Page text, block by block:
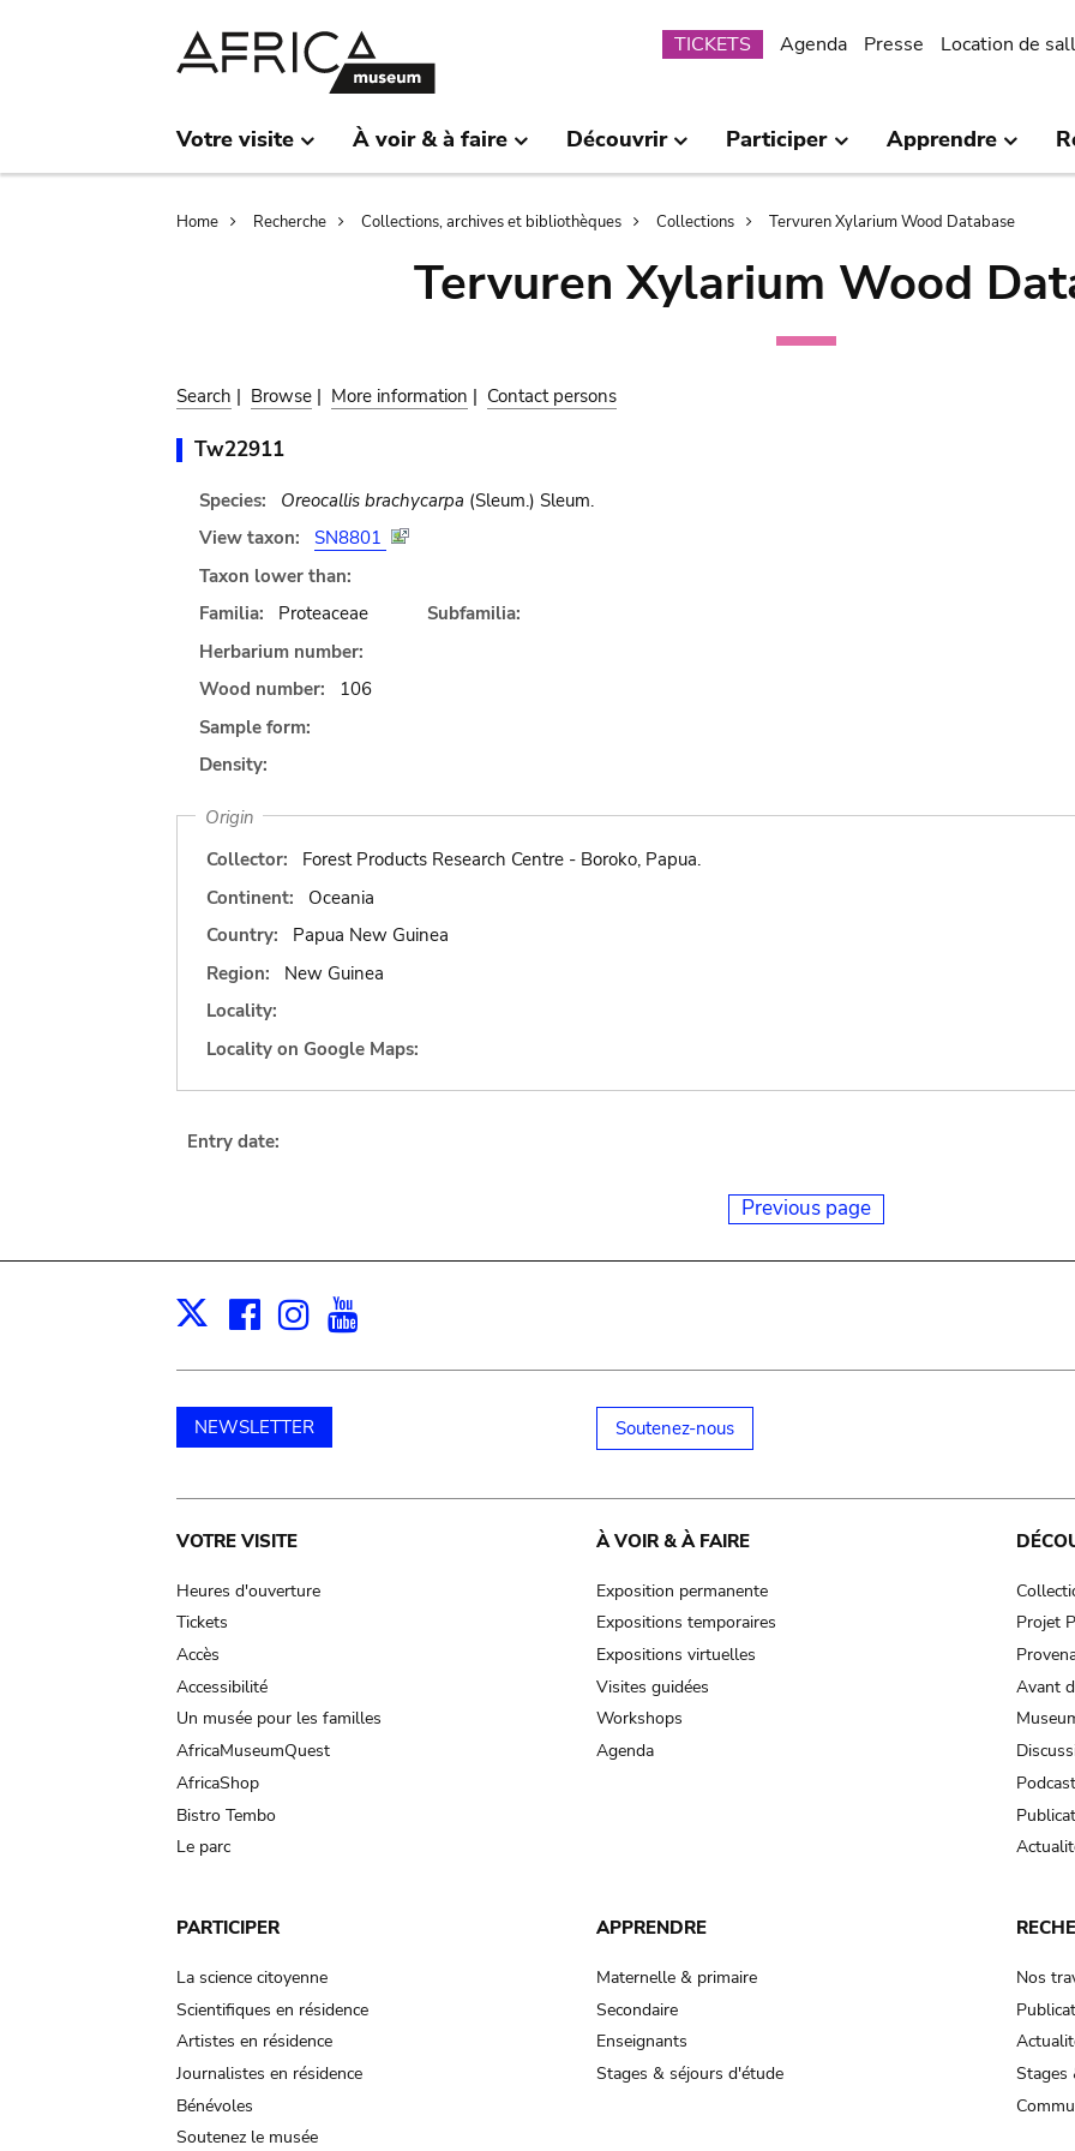
Submenu
TICKETS Agenda Presse Location de
Votre visite À voir & à faire Découvrir Participer Apprendre
Breadcrumb
Home Recherche Collections, archives et bibliothèques Collections Tervuren Xylarium Wood Database
Tervuren Xylarium Wood
Search | Browse | More information | Contact persons
Tw22911
Species: Oreocallis brachycarpa (Sleum.) Sleum.
View taxon:
SN8801
Taxon lower than:
Familia:
Proteaceae
Subfamilia:
Herbarium number:
Wood number:
106
Sample form:
Density:
Origin
Collector:
Forest Products Research Centre - Boroko, Papua.
Continent:
Oceania
Country:
Papua New Guinea
Region:
New Guinea
Locality:
Locality on Google Maps:
Entry date:
Previous page
X Facebook
Instagram
NEWSLETTER Soutenez-nous
Main
navigation
VOTRE VISITE
Heures d'ouverture
Tickets
Accès
Accessibilité
Un musée pour les familles
AfricaMuseumQuest
AfricaShop
Bistro Tembo
Le parc
À VOIR & À FAIRE
Exposition permanente
Expositions temporaires
Expositions virtuelles
Visites guidées
Workshops
Agenda
Projet
Avant
PARTICIPER
La science citoyenne
Scientifiques en résidence
Artistes en résidence
Journalistes en résidence
Bénévoles
Soutenez le musée
APPRENDRE
Maternelle & primaire
Secondaire
Enseignants
Stages & séjours d'étude
Nos
Stages